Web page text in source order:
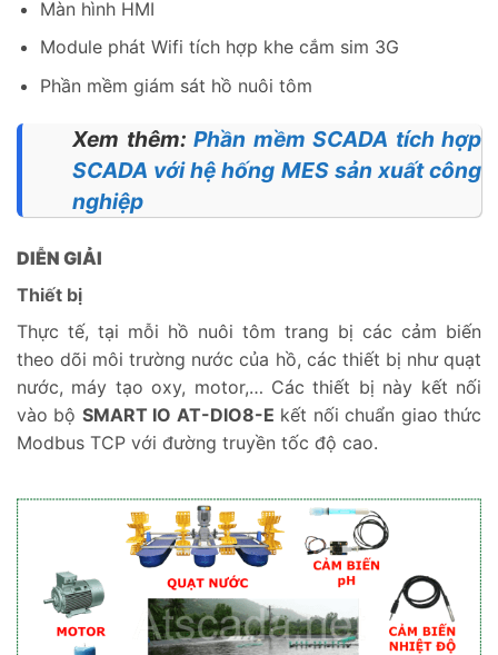
Màn hình HMI
Module phát Wifi tích hợp khe cắm sim 3G
Phần mềm giám sát hồ nuôi tôm
Xem thêm: Phần mềm SCADA tích hợp
SCADA với hệ hống MES sản xuất công
nghiệp
DIỄN GIẢI
Thiết bị
Thực tế, tại mỗi hồ nuôi tôm trang bị các cảm biến
theo dõi môi trường nước của hồ, các thiết bị như quạt
nước, máy tạo oxy, motor,… Các thiết bị này kết nối
vào bộ SMART IO AT-DIO8-E kết nối chuẩn giao thức
Modbus TCP với đường truyền tốc độ cao.